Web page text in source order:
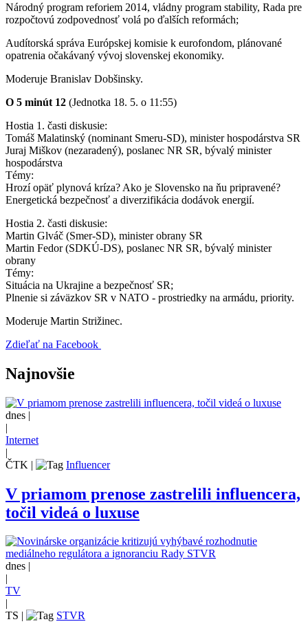
Národný program reforiem 2014, vládny program stability, Rada pre
rozpočtovú zodpovednosť volá po ďalších reformách;
Audítorská správa Európskej komisie k eurofondom, plánované
opatrenia očakávaný vývoj slovenskej ekonomiky.
Moderuje Branislav Dobšinsky.
O 5 minút 12 (Jednotka 18. 5. o 11:55)
Hostia 1. časti diskusie:
Tomáš Malatinský (nominant Smeru-SD), minister hospodárstva SR
Juraj Miškov (nezaradený), poslanec NR SR, bývalý minister
hospodárstva
Témy:
Hrozí opäť plynová kríza? Ako je Slovensko na ňu pripravené?
Energetická bezpečnosť a diverzifikácia dodávok energií.
Hostia 2. časti diskusie:
Martin Glváč (Smer-SD), minister obrany SR
Martin Fedor (SDKÚ-DS), poslanec NR SR, bývalý minister
obrany
Témy:
Situácia na Ukrajine a bezpečnosť SR;
Plnenie si záväzkov SR v NATO - prostriedky na armádu, priority.
Moderuje Martin Strižinec.
Zdieľať na Facebook
Najnovšie
dnes |
|
Internet
|
ČTK | Influencer
V priamom prenose zastrelili influencera,
točil videá o luxuse
dnes |
|
TV
|
TS | STVR